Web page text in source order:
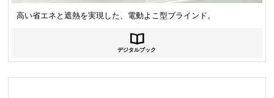
高い省エネと遮熱を実現した、電動よこ型ブラインド。
デジタルブック